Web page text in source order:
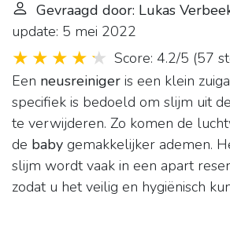
Gevraagd door: Lukas
update: 5 mei 2022
Score: 4.2/5 (57
Een neusreiniger is een klein
specifiek is bedoeld om slijm uit
te verwijderen. Zo komen de
de baby gemakkelijker ademen.
slijm wordt vaak in een apart
zodat u het veilig en hygiënisch